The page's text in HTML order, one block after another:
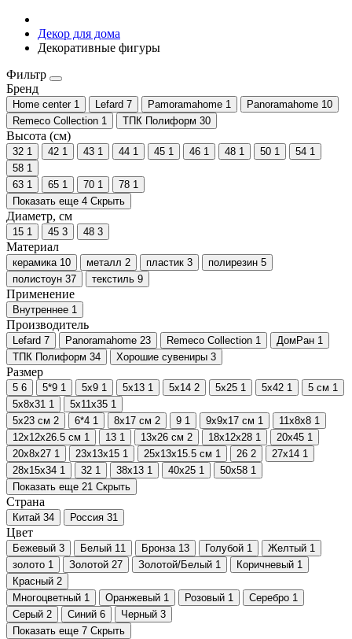
Декор для дома
Декоративные фигуры
Фильтр
Бренд
Home center 1 Lefard 7 Pamoramahome 1 Panoramahome 10
Remeco Collection 1 ТПК Полиформ 30
Высота (см)
32 1 42 1 43 1 44 1 45 1 46 1 48 1 50 1 54 1
58 1
63 1 65 1 70 1 78 1
Показать еще 4 Скрыть
Диаметр, см
15 1 45 3 48 3
Материал
керамика 10 металл 2 пластик 3 полирезин 5
полистоун 37 текстиль 9
Применение
Внутреннее 1
Производитель
Lefard 7 Panoramahome 23 Remeco Collection 1 ДомРан 1
ТПК Полиформ 34 Хорошие сувениры 3
Размер
5 6 5*9 1 5х9 1 5х13 1 5х14 2 5х25 1 5х42 1 5 см 1
5х8х31 1 5х11х35 1
5х23 см 2 6*4 1 8х17 см 2 9 1 9х9х17 см 1 11х8х8 1
12х12х26.5 см 1 13 1 13х26 см 2 18х12х28 1 20х45 1
20х8х27 1 23х13х15 1 25х13х15.5 см 1 26 2 27х14 1
28x15x34 1 32 1 38х13 1 40х25 1 50х58 1
Показать еще 21 Скрыть
Страна
Китай 34 Россия 31
Цвет
Бежевый 3 Белый 11 Бронза 13 Голубой 1 Желтый 1
золото 1 Золотой 27 Золотой/Белый 1 Коричневый 1
Красный 2
Многоцветный 1 Оранжевый 1 Розовый 1 Серебро 1
Серый 2 Синий 6 Черный 3
Показать еще 7 Скрыть